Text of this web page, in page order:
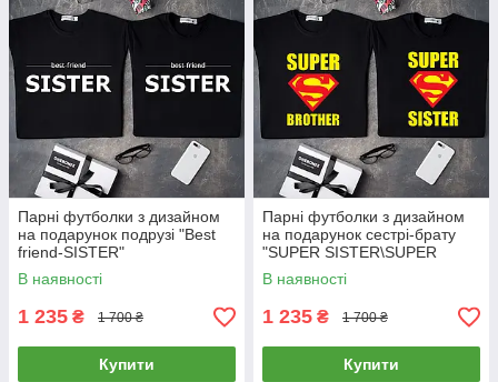
Парні футболки з дизайном
на подарунок подрузі "Best
friend-SISTER"
В наявності
1 235 ₴ 1 700 ₴
Купити
Парні футболки з дизайном
на подарунок сестрі-брату
"SUPER SISTER\SUPER
SISTER"
В наявності
1 235 ₴ 1 700 ₴
Купити